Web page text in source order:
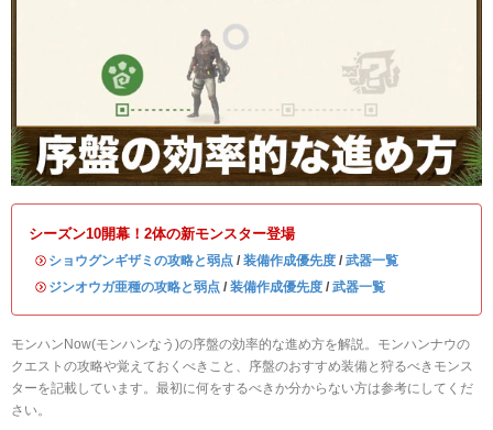
シーズン10開幕！2体の新モンスター登場
・ ショウグンギザミの攻略と弱点 / 装備作成優先度 / 武器一覧
・ ジンオウガ亜種の攻略と弱点 / 装備作成優先度 / 武器一覧
モンハンNow(モンハンなう)の序盤の効率的な進め方を解説。モンハンナウの
クエストの攻略や覚えておくべきこと、序盤のおすすめ装備と狩るべきモンス
ターを記載しています。最初に何をするべきか分からない方は参考にしてくだ
さい。